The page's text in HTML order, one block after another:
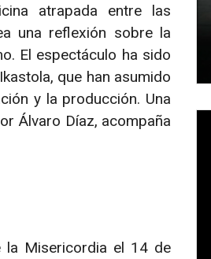
atrapada entre las
una reflexión sobre la
El espectáculo ha sido
que han asumido
y la producción. Una
Álvaro Díaz, acompaña
la Misericordia el 14 de